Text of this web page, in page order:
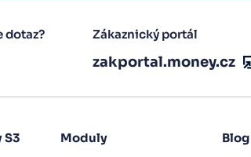
dotaz? Zákaznický portál
zakportal.money.cz
S3
Moduly